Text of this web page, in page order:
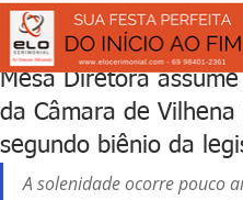
Mesa Diretora
da Câmara de Vilhena
segundo biênio da
A solenidade ocorre pouco